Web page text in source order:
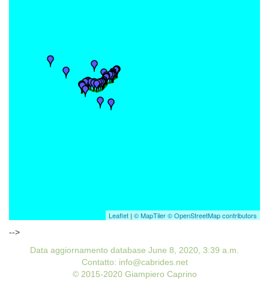
Leaflet | © MapTiler© OpenStreetMap contributors
-->
Data aggiornamento database June 8, 2020, 3:39 a.m.
Contatto: info@cabrides.net
© 2015-2020 Giampiero Caprino